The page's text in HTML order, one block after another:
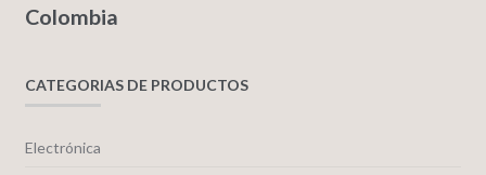
Colombia
CATEGORIAS DE PRODUCTOS
Electrónica